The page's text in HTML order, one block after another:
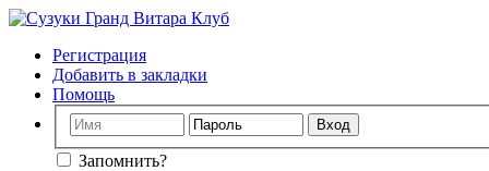
Регистрация
Добавить в закладки
Помощь
Запомнить?